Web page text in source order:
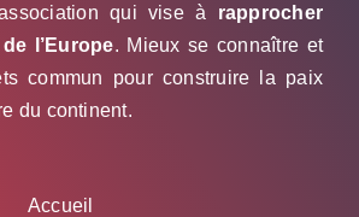
qui vise à rapprocher
de l’Europe. Mieux se connaître et
commun pour construire la paix
du continent.
Accueil